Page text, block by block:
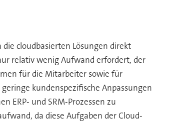
cloudbasierten Lösungen direkt
relativ wenig Aufwand erfordert, der
für die Mitarbeiter sowie für
kundenspezifische Anpassungen
ERP- und SRM-Prozessen zu
da diese Aufgaben der Cloud-